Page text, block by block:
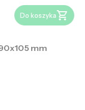
Do koszyka
mm